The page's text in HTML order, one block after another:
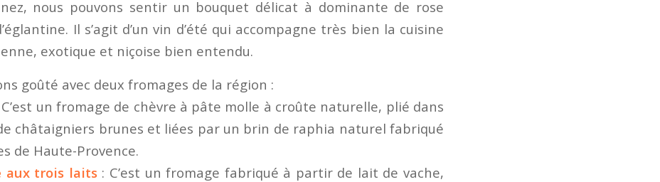
nous pouvons sentir un bouquet délicat à dominante de rose
Il s’agit d’un vin d’été qui accompagne très bien la cuisine
exotique et niçoise bien entendu.
goûté avec deux fromages de la région :
C’est un fromage de chèvre à pâte molle à croûte naturelle, plié dans
châtaigniers brunes et liées par un brin de raphia naturel fabriqué
de Haute-Provence.
aux trois laits: C’est un fromage fabriqué à partir de lait de vache,